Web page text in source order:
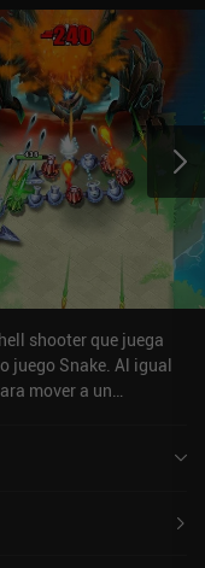
shooter que juega
Snake. Al igual
mover a un
que recogemos un
más,